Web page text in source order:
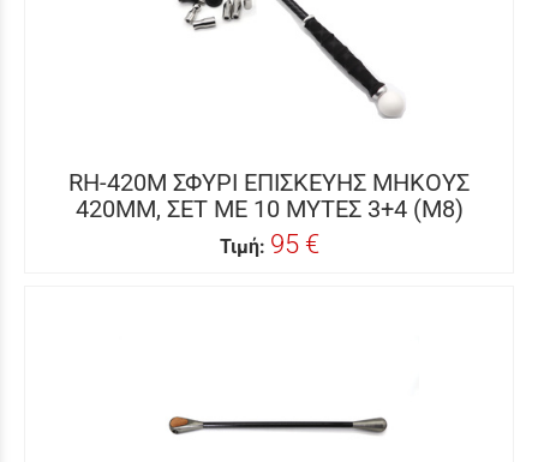
RH-420M ΣΦΥΡΙ ΕΠΙΣΚΕΥΗΣ ΜΗΚΟΥΣ
420MM, ΣΕΤ ΜΕ 10 ΜΥΤΕΣ 3+4 (Μ8)
Τιμή: 95 €